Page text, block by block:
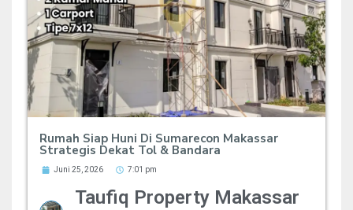
Rumah Siap Huni Di Sumarecon Makassar
Strategis Dekat Tol & Bandara
Juni 25, 2026 7:01 pm
Taufiq Property Makassar